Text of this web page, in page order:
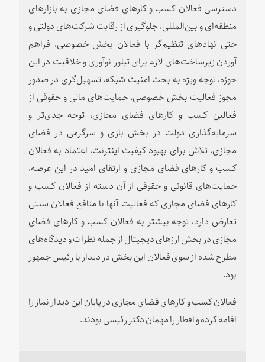
دسترسی فعالان کسب و کارهای فضای مجازی به بازارهای
منطقه‌ای و بین‌المللی، جلوگیری از رقابت شرکت‌های دولتی و
حتی نهاد‌های تنظیم‌گر با فعالان بخش خصوصی، فراهم
آوردن زیرساخت‌های لازم برای تبلور نوآوری و خلاقیت در این
حوزه، توجه ویژه به بحث امنیت شبکه، تسهیل‌گری در صدور
مجوز فعالیت بخش خصوصی، حمایت‌های مالی و حقوقی از
فعالین کسب و کارهای فضای مجازی، توجه جدی‌تر و
سرمایه‌گذاری دولت در بخش بازی و سرگرمی در فضای
مجازی، تلاش برای بهبود کیفیت اینترنت، اعتماد به فعالان
کسب و کارهای فضای مجازی و ارتقای امید در این عرصه،
حمایت‌های قانونی و حقوقی از آن دسته از فعالان کسب و
کارهای فضای مجازی که فعالیت آنها با منافع فعالان سنتی
تعارض دارد، توجه بیشتر به فعالان کسب و کارهای فضای
مجازی در بخش ارزهای دیجیتال از جمله نظرات و دیدگاه‌های
مطرح شده از سوی فعالان این بخش در دیدار با رئیس جمهور
بود.
فعالان کسب و کارهای فضای مجازی در پایان این دیدار نماز را
اقامه کرده و افطار را مهمان دکتر رئیسی بودند.